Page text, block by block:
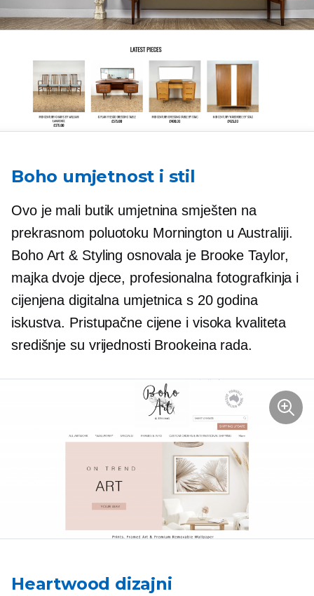
Boho umjetnost i stil
Ovo je mali butik umjetnina smješten na
prekrasnom poluotoku Mornington u Australiji.
Boho Art & Styling osnovala je Brooke Taylor,
majka dvoje djece, profesionalna fotografkinja i
cijenjena digitalna umjetnica s 20 godina
iskustva. Pristupačne cijene i visoka kvaliteta
središnje su vrijednosti Brookeina rada.
Heartwood dizajni